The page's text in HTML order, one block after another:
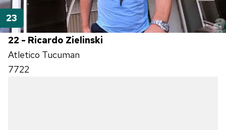
22 - Ricardo Zielinski
Atletico Tucuman
7722